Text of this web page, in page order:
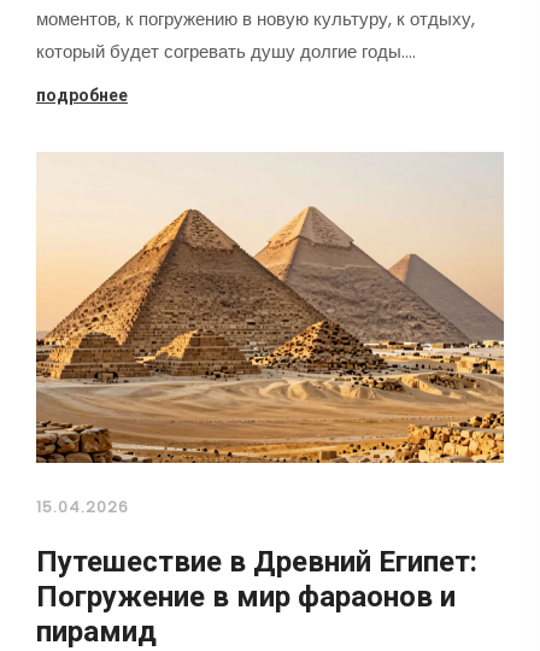
моментов, к погружению в новую культуру, к отдыху,
который будет согревать душу долгие годы.…
подробнее
15.04.2026
Путешествие в Древний Египет:
Погружение в мир фараонов и
пирамид